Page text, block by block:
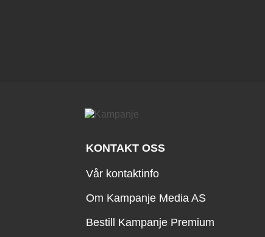
KONTAKT OSS
Vår kontaktinfo
Om Kampanje Media AS
Bestill Kampanje Premium